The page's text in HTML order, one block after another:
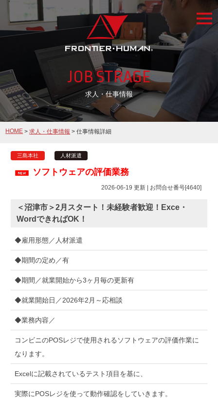
JOB STRAGE
求人・仕事情報
HOME >求人・仕事情報 > 仕事情報詳細
三島本社 人材派遣
ソフトウェアの評価業務
2026-06-19 更新 | お問合せ番号[4640]
＜沼津市＞2月スタート！未経験者歓迎！Exce・
WordできればOK！
◆雇用形態／人材派遣
◆期間の定め／有
◆期間／就業開始から3ヶ月毎の更新有
◆就業開始日／2026年2月～応相談
◆業務内容／
コンビニのPOSレジで使用されるソフトウェアの評価作業に
なります。
Excelに記載されているテスト項目を基に、
実際にPOSレジを使って動作確認をしていきます。